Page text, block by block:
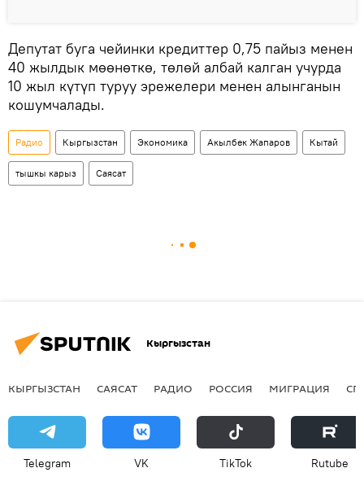
Депутат буга чейинки кредиттер 0,75 пайыз менен
40 жылдык мөөнөткө, төлөй албай калган учурда
10 жыл күтүп туруу эрежелери менен алынганын
кошумчалады.
Радио Кыргызстан Экономика Акылбек Жапаров Кытай
тышкы карыз Саясат
Кыргызстан
КЫРГЫЗСТАН САЯСАТ РАДИО РОССИЯ МИГРАЦИЯ
Telegram VK ТikТоk Rutube